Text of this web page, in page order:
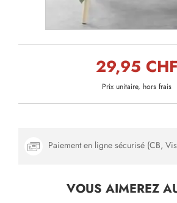
29,95 CHF
Prix unitaire, hors frais
Paiement en ligne sécurisé (CB,
VOUS AIMEREZ